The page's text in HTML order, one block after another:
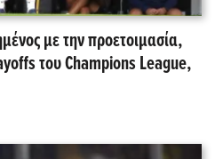
με την προετοιμασία,
του Champions League,